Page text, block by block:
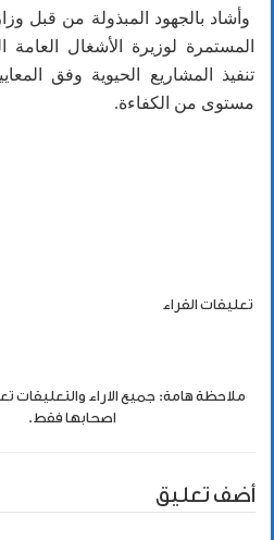
وأشاد بالجهود المبذولة من قبل
المستمرة لوزيرة الأشغال
تنفيذ المشاريع الحيوية وفق
مستوى من الكفاءة.
تعليقات القراء
ملاحظة هامة: جميع الاراء والتعليقات
اصحابها فقط.
أضف تعليق